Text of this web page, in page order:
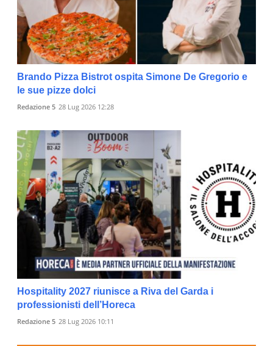
Brando Pizza Bistrot ospita Simone De Gregorio e
le sue pizze dolci
Redazione 5 28 Lug 2026 12:28
Hospitality 2027 riunisce a Riva del Garda i
professionisti dell’Horeca
Redazione 5 28 Lug 2026 10:11